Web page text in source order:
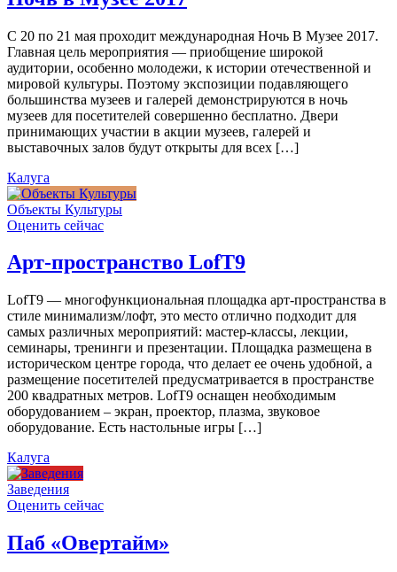
С 20 по 21 мая проходит международная Ночь В Музее 2017.
Главная цель мероприятия — приобщение широкой
аудитории, особенно молодежи, к истории отечественной и
мировой культуры. Поэтому экспозиции подавляющего
большинства музеев и галерей демонстрируются в ночь
музеев для посетителей совершенно бесплатно. Двери
принимающих участии в акции музеев, галерей и
выставочных залов будут открыты для всех […]
Калуга
Объекты Культуры
Оценить сейчас
Арт-пространство LofT9
LofT9 — многофункциональная площадка арт-пространства в
стиле минимализм/лофт, это место отлично подходит для
самых различных мероприятий: мастер-классы, лекции,
семинары, тренинги и презентации. Площадка размещена в
историческом центре города, что делает ее очень удобной, а
размещение посетителей предусматривается в пространстве
200 квадратных метров. LofT9 оснащен необходимым
оборудованием – экран, проектор, плазма, звуковое
оборудование. Есть настольные игры […]
Калуга
Заведения
Оценить сейчас
Паб «Овертайм»